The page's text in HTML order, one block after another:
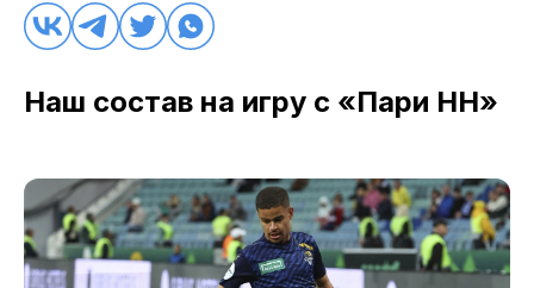
Наш состав на игру с «Пари НН»